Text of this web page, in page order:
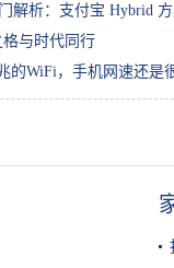
解析：支付宝 Hybrid
与时代同行
的WiFi，手机网速还是
问奶茶要几分